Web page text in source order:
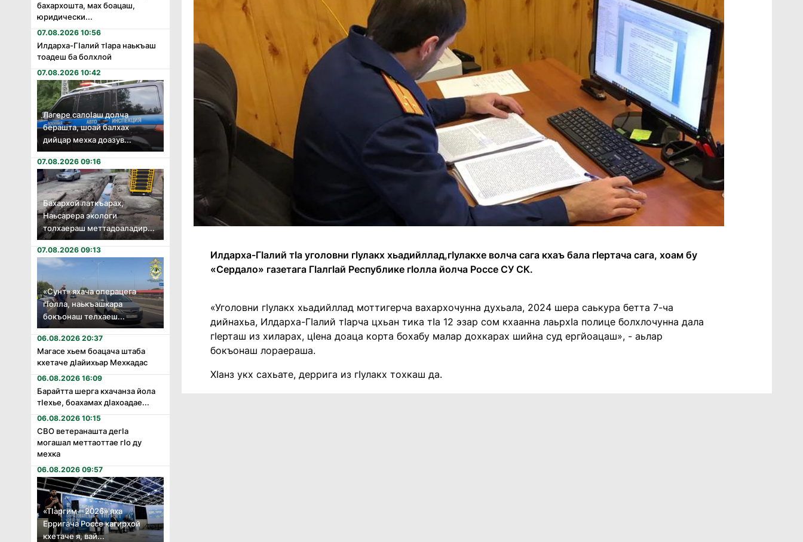
бахархошта, мах боацаш,
юридически...
07.08.2026 10:56
Илдарха-Гӏалий тӏара наькъаш
тоадеш ба болхлой
07.08.2026 10:42
Лагере салоӏаш долча
берашта, шоай балхах
дийцар мехка доазув...
07.08.2026 09:16
Бахархой латкъарах,
Наьсарера экологи
толхаераш меттадоаладир...
07.08.2026 09:13
«Сунт» яхача операцега
гӏолла, наькъашкара
бокъонаш телхаеш...
06.08.2026 20:37
Магасе хьем боацача штаба
кхетаче дӏайихьар Мехкадас
06.08.2026 16:09
Барайтта шерга кхачанза йола
тӏехье, боахамах дӏахоадае...
06.08.2026 10:15
СВО ветеранашта дегӏа
могашал меттаоттае гӏо ду
мехка
06.08.2026 09:57
«Тӏаргим – 2026» яха
Ерригача Россе кагирхой
кхетаче я, вай...
Илдарха-ГӀалий тӀа уголовни гӀулакх хьадийллад,гӀулакхе волча сага кхаъ бала гӀертача сага, хоам бу
«Сердало» газетага ГӀалгӀай Республике гӀолла йолча Россе СУ СК.
«Уголовни гӀулакх хьадийллад моттигерча вахархочунна духьала, 2024 шера саькура бетта 7-ча
дийнахьа, Илдарха-ГӀалий тӀарча цхьан тика тӀа 12 эзар сом кхаанна лаьрхӀа полице болхлочунна дала
гӀерташ из хиларах, цӀена доаца корта бохабу малар дохкарах шийна суд ергйоацаш», - аьлар
бокъонаш лораераша.
ХӀанз укх сахьате, деррига из гӀулакх тохкаш да.